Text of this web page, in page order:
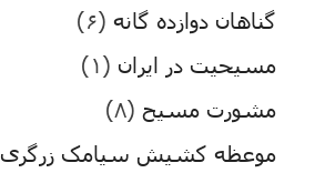
گناهان دوازده گانه (۶)
مسیحیت در ایران (۱)
مشورت مسیح (۸)
موعظه کشیش سیامک زرگری